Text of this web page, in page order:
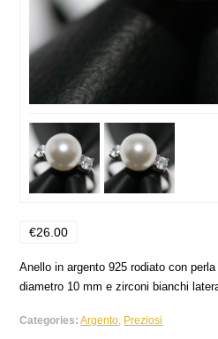
€26.00
Anello in argento 925 rodiato con
diametro 10 mm e zirconi bianchi
Categories: Argento, Preziosi